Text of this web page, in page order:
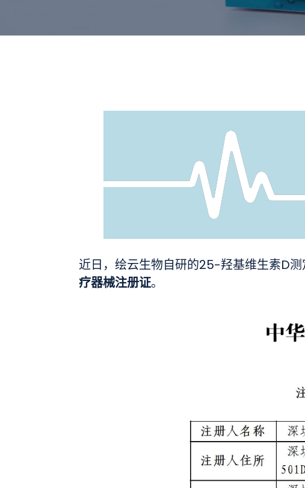
近日，绘云生物自研的25-羟基维生素D
疗器械注册证。